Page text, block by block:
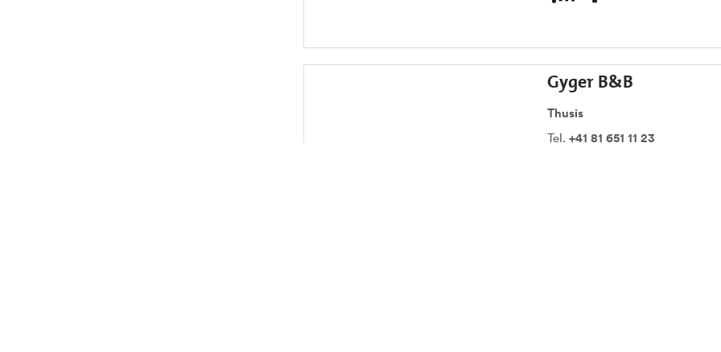
Gyger B&B
Thusis
Tel. +41 81 651 11 23